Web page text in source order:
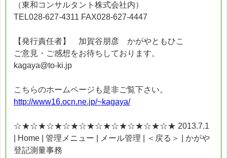
（東和コンサルタント株式会社内）
TEL028-627-4311 FAX028-627-4447
【発行責任者】 加賀谷朋彦 かがやともひこ
ご意見・ご感想をお待ちしております。
kagaya@to-ki.jp
こちらのホームページも是非ご覧下さい。
http://www16.ocn.ne.jp/~kagaya/
☆★☆★☆★☆★☆★☆★☆★☆★☆★☆★ 2013.7.1
| Home | 管理メニュー | メール管理 | ＜戻る＞ | かがや
登記測量事務